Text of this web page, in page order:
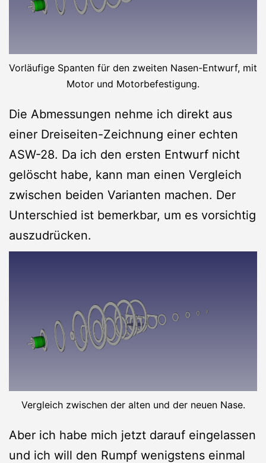
Vorläufige Spanten für den zweiten Nasen-Entwurf, mit
Motor und Motorbefestigung.
Die Abmessungen nehme ich direkt aus
einer Dreiseiten-Zeichnung einer echten
ASW-28. Da ich den ersten Entwurf nicht
gelöscht habe, kann man einen Vergleich
zwischen beiden Varianten machen. Der
Unterschied ist bemerkbar, um es vorsichtig
auszudrücken.
Vergleich zwischen der alten und der neuen Nase.
Aber ich habe mich jetzt darauf eingelassen
und ich will den Rumpf wenigstens einmal